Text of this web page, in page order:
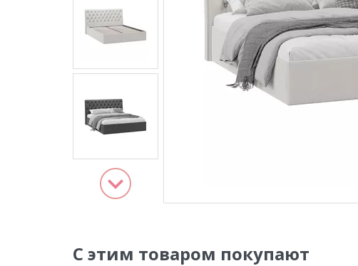
С этим товаром покупают